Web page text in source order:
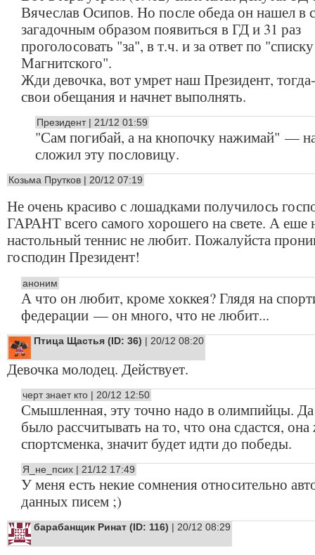
Вячеслав Осипов. Но после обеда он нашел в
загадочным образом появиться в ГД и 31 раз
проголосовать "за", в т.ч. и за ответ по "списку
Магнитского".
Жди девочка, вот умрет наш Президент,
свои обещания и начнет выполнять.
Президент | 21/12 01:59
"Сам погибай, а на кнопочку нажимай" —
сложил эту пословицу.
Козьма Прутков | 20/12 07:19
Не очень красиво с лошадками получилось
ГАРАНТ всего самого хорошего на свете. А
настольный теннис не любит. Пожалуйста
господин Президент!
аноним
А что он любит, кроме хоккея? Глядя на
федерации — он много, что не любит...
Птица Щастья (ID: 36) | 20/12 08:20
Девочка молодец. Действует.
черт знает кто | 20/12 12:50
Смышленная, эту точно надо в олимпийцы.
было рассчитывать на то, что она сдастся,
спортсменка, значит будет идти до победы.
Я_не_псих | 21/12 17:49
У меня есть некие сомнения относительно
данных писем ;)
барабанщик Ринат (ID: 116) | 20/12 08:29